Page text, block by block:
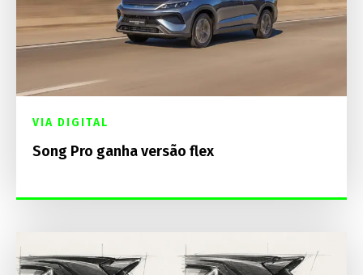
VIA DIGITAL
Song Pro ganha versão flex